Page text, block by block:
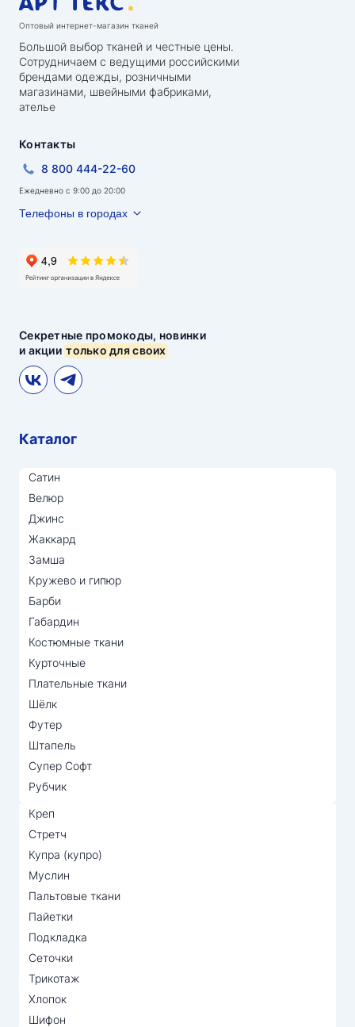
Оптовый интернет-магазин тканей
Большой выбор тканей и честные цены.
Сотрудничаем с ведущими российскими
брендами одежды, розничными
магазинами, швейными фабриками,
ателье
Секретные промокоды, новинки
и акциитолько для своих
Контакты
8 800 444-22-60
Ежедневно с 9:00 до 20:00
Телефоны в городах
Каталог
Сатин
Велюр
Джинс
Жаккард
Замша
Кружево и гипюр
Барби
Габардин
Костюмные ткани
Курточные
Плательные ткани
Шёлк
Футер
Штапель
Супер Софт
Рубчик
Креп
Стретч
Купра (купро)
Муслин
Пальтовые ткани
Пайетки
Подкладка
Сеточки
Трикотаж
Хлопок
Шифон